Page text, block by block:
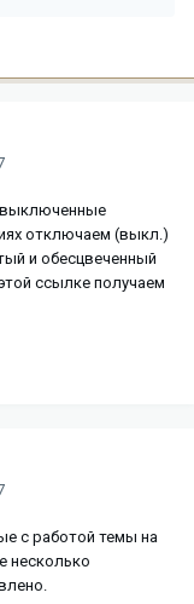
выключенные
отключаем (выкл.)
и обесцвеченный
ссылке получаем
с работой темы на
несколько